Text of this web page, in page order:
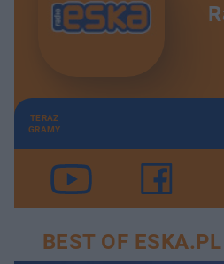
TERAZ
GRAMY
BEST OF ESKA.PL